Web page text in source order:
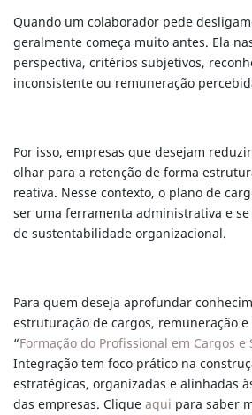
Quando um colaborador pede
geralmente começa muito antes. Ela
perspectiva, critérios subjetivos,
inconsistente ou remuneração
Por isso, empresas que desejam
olhar para a retenção de forma
reativa. Nesse contexto, o plano de
ser uma ferramenta administrativa e
de sustentabilidade organizacional.
Para quem deseja aprofundar
estruturação de cargos, remuneração
“Formação do Profissional em Cargos e
Integração tem foco prático na
estratégicas, organizadas e alinhadas
das empresas. Cliqueaqui para saber